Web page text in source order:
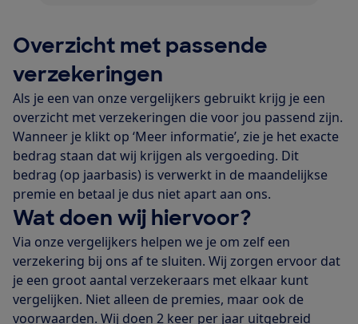
Overzicht met passende
verzekeringen
Als je een van onze vergelijkers gebruikt krijg je een
overzicht met verzekeringen die voor jou passend zijn.
Wanneer je klikt op ‘Meer informatie’, zie je het exacte
bedrag staan dat wij krijgen als vergoeding. Dit
bedrag (op jaarbasis) is verwerkt in de maandelijkse
premie en betaal je dus niet apart aan ons.
Wat doen wij hiervoor?
Via onze vergelijkers helpen we je om zelf een
verzekering bij ons af te sluiten. Wij zorgen ervoor dat
je een groot aantal verzekeraars met elkaar kunt
vergelijken. Niet alleen de premies, maar ook de
voorwaarden. Wij doen 2 keer per jaar uitgebreid